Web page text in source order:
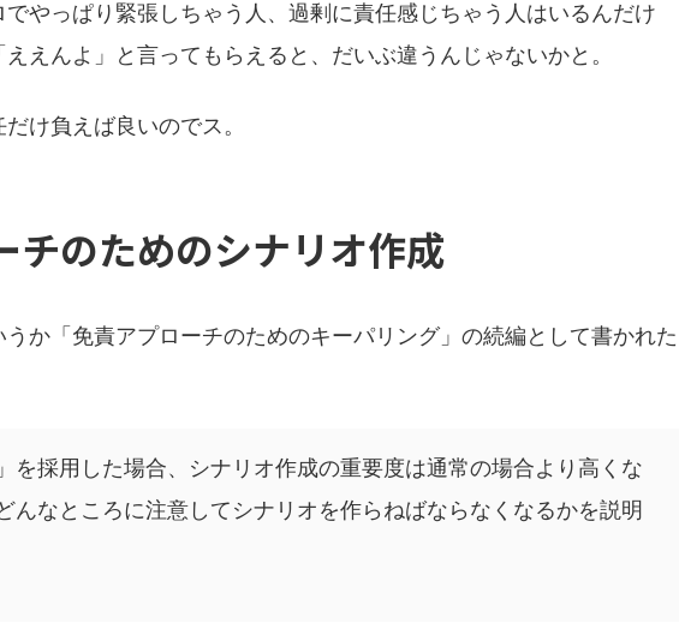
やっぱり緊張しちゃう人、過剰に責任感じちゃう人はいるんだけ
えんよ」と言ってもらえると、だいぶ違うんじゃないかと。
け負えば良いのでス。
チのためのシナリオ作成
か「免責アプローチのためのキーパリング」の続編として書かれた
を採用した場合、シナリオ作成の重要度は通常の場合より高くな
んなところに注意してシナリオを作らねばならなくなるかを説明